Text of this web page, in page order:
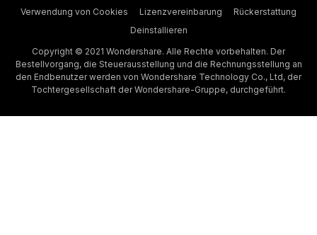
Verwendung von Cookies
Lizenzvereinbarung
Rückerstattung
Deinstallieren
Copyright © 2021 Wondershare. Alle Rechte vorbehalten. Der
Bestellvorgang, die Steuerausstellung und die Rechnungsstellung an
den Endbenutzer werden von Wondershare Technology Co., Ltd, der
Tochtergesellschaft der Wondershare-Gruppe, durchgeführt.